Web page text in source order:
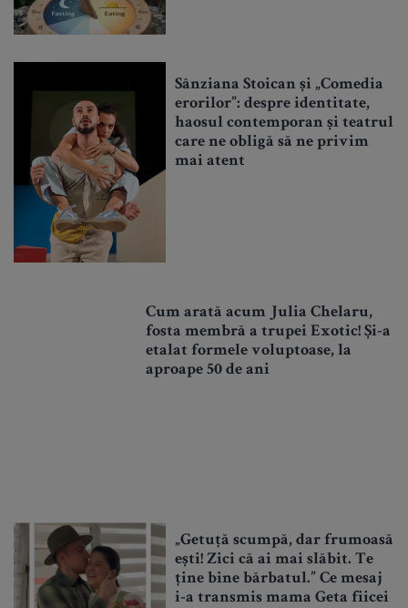
Sânziana Stoican și „Comedia
erorilor”: despre identitate,
haosul contemporan și teatrul
care ne obligă să ne privim
mai atent
Cum arată acum Julia Chelaru,
fosta membră a trupei Exotic! Și-a
etalat formele voluptoase, la
aproape 50 de ani
„Getuță scumpă, dar frumoasă
ești! Zici că ai mai slăbit. Te
ține bine bărbatul.” Ce mesaj
i-a transmis mama Geta fiicei